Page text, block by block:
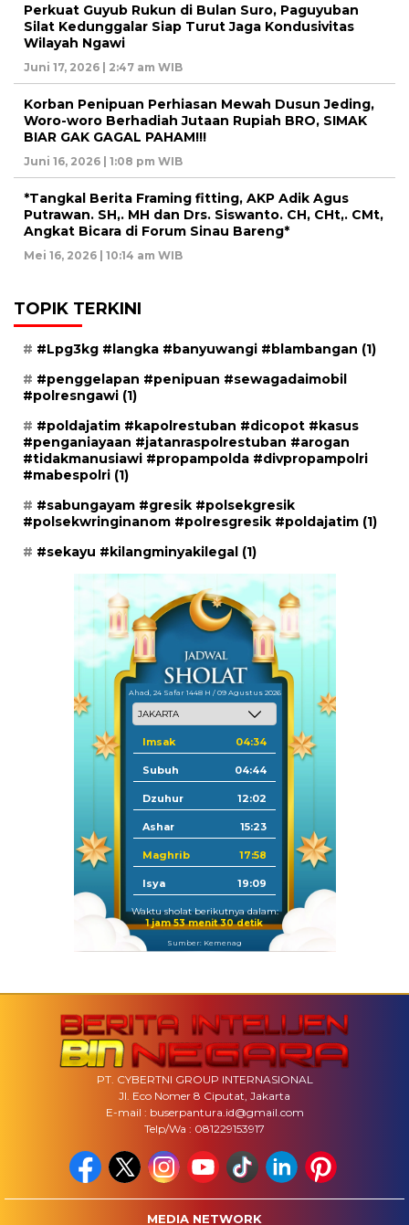
Perkuat Guyub Rukun di Bulan Suro, Paguyuban
Silat Kedunggalar Siap Turut Jaga Kondusivitas
Wilayah Ngawi
Juni 17, 2026 | 2:47 am WIB
Korban Penipuan Perhiasan Mewah Dusun Jeding,
Woro-woro Berhadiah Jutaan Rupiah BRO, SIMAK
BIAR GAK GAGAL PAHAM!!!
Juni 16, 2026 | 1:08 pm WIB
*Tangkal Berita Framing fitting, AKP Adik Agus
Putrawan. SH,. MH dan Drs. Siswanto. CH, CHt,. CMt,
Angkat Bicara di Forum Sinau Bareng*
Mei 16, 2026 | 10:14 am WIB
TOPIK TERKINI
#Lpg3kg #langka #banyuwangi #blambangan (1)
#penggelapan #penipuan #sewagadaimobil
#polresngawi (1)
#poldajatim #kapolrestuban #dicopot #kasus
#penganiayaan #jatanraspolrestuban #arogan
#tidakmanusiawi #propampolda #divpropampolri
#mabespolri (1)
#sabungayam #gresik #polsekgresik
#polsekwringinanom #polresgresik #poldajatim (1)
#sekayu #kilangminyakilegal (1)
Ahad, 24 Safar 1448 H / 09 Agustus 2026
Imsak 04:34
Subuh 04:44
Dzuhur 12:02
Ashar 15:23
Maghrib 17:58
Isya 19:09
Waktu sholat berikutnya dalam:
1 jam 53 menit 29 detik
Sumber: Kemenag
PT. CYBERTNI GROUP INTERNASIONAL
Jl. Eco Nomer 8 Ciputat, Jakarta
E-mail : buserpantura.id@gmail.com
Telp/Wa : 081229153917
MEDIA NETWORK